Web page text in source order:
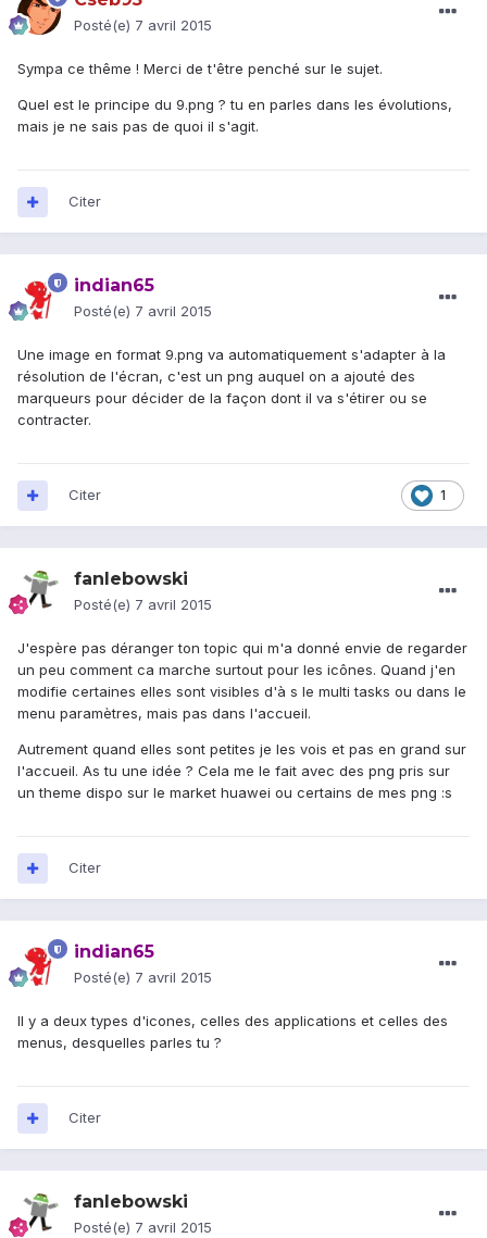
Posté(e) 7 avril 2015
Sympa ce thême ! Merci de t'être penché sur le sujet.
Quel est le principe du 9.png ? tu en parles dans les évolutions,
mais je ne sais pas de quoi il s'agit.
Citer
indian65
Posté(e) 7 avril 2015
Une image en format 9.png va automatiquement s'adapter à la
résolution de l'écran, c'est un png auquel on a ajouté des
marqueurs pour décider de la façon dont il va s'étirer ou se
contracter.
1
Citer
fanlebowski
Posté(e) 7 avril 2015
J'espère pas déranger ton topic qui m'a donné envie de regarder
un peu comment ca marche surtout pour les icônes. Quand j'en
modifie certaines elles sont visibles d'à s le multi tasks ou dans le
menu paramètres, mais pas dans l'accueil.
Autrement quand elles sont petites je les vois et pas en grand sur
l'accueil. As tu une idée ? Cela me le fait avec des png pris sur
un theme dispo sur le market huawei ou certains de mes png :s
Citer
indian65
Posté(e) 7 avril 2015
Il y a deux types d'icones, celles des applications et celles des
menus, desquelles parles tu ?
Citer
fanlebowski
Posté(e) 7 avril 2015